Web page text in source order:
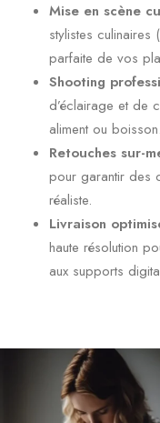
Mise en scène
stylistes
parfaite de vos
Shooting
d’éclairage et de
aliment ou boisson.
Retouches sur-
pour garantir des
réaliste.
Livraison
haute résolution
aux supports